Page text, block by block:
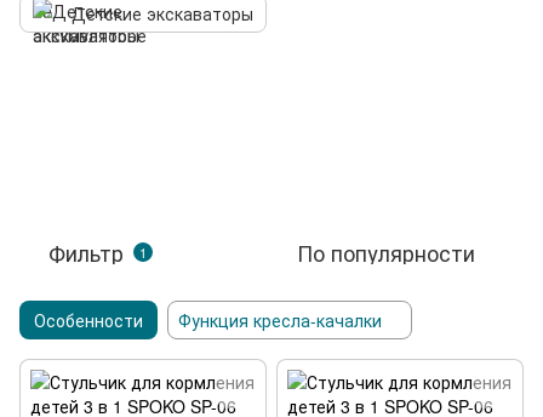
Детские экскаваторы
Фильтр 1 По популярности
Особенности Функция кресла-качалки